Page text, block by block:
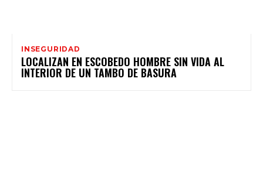
INSEGURIDAD
LOCALIZAN EN ESCOBEDO HOMBRE SIN VIDA AL
INTERIOR DE UN TAMBO DE BASURA